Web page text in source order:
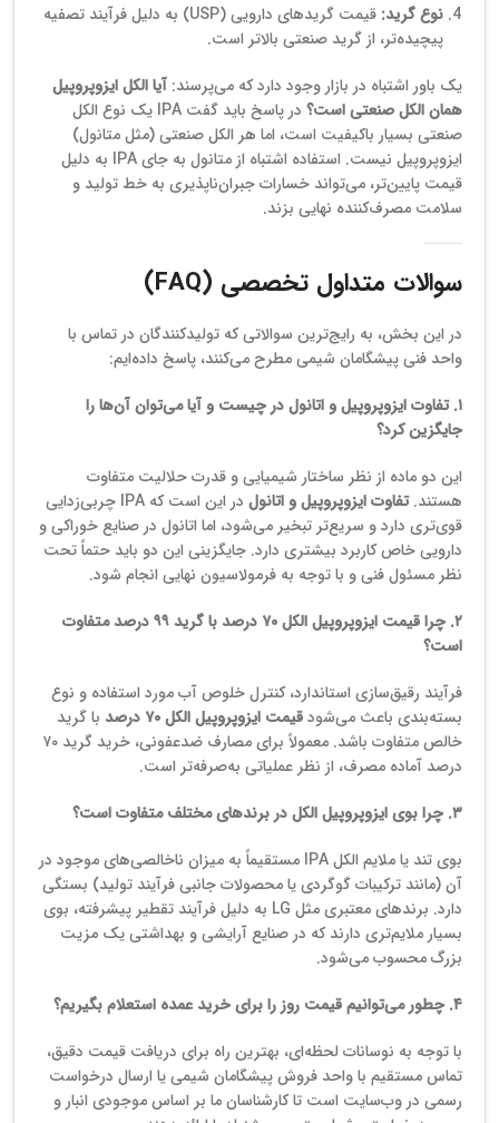
نوع گرید:
قیمت گریدهای دارویی (USP) به دلیل فرآیند تصفیه
پیچیده‌تر، از گرید صنعتی بالاتر است.
یک باور اشتباه در بازار وجود دارد که می‌پرسند: آیا الکل ایزوپروپیل
همان الکل صنعتی است؟
در پاسخ باید گفت IPA یک نوع الکل
صنعتی بسیار باکیفیت است، اما هر الکل صنعتی (مثل متانول)
ایزوپروپیل نیست. استفاده اشتباه از متانول به جای IPA به دلیل
قیمت پایین‌تر، می‌تواند خسارات جبران‌ناپذیری به خط تولید و
سلامت مصرف‌کننده نهایی بزند.
سوالات متداول تخصصی (FAQ)
در این بخش، به رایج‌ترین سوالاتی که تولیدکنندگان در تماس با
واحد فنی پیشگامان شیمی مطرح می‌کنند، پاسخ داده‌ایم:
۱. تفاوت ایزوپروپیل و اتانول در چیست و آیا می‌توان آن‌ها را
جایگزین کرد؟
این دو ماده از نظر ساختار شیمیایی و قدرت حلالیت متفاوت
هستند.تفاوت ایزوپروپیل و اتانول
در این است که IPA چربی‌زدایی
قوی‌تری دارد و سریع‌تر تبخیر می‌شود، اما اتانول در صنایع خوراکی و
دارویی خاص کاربرد بیشتری دارد. جایگزینی این دو باید حتماً تحت
نظر مسئول فنی و با توجه به فرمولاسیون نهایی انجام شود.
۲. چرا قیمت ایزوپروپیل الکل ۷۰ درصد با گرید ۹۹ درصد متفاوت
است؟
فرآیند رقیق‌سازی استاندارد، کنترل خلوص آب مورد استفاده و نوع
بسته‌بندی باعث می‌شودقیمت ایزوپروپیل الکل ۷۰ درصد
با گرید
خالص متفاوت باشد. معمولاً برای مصارف ضدعفونی، خرید گرید ۷۰
درصد آماده مصرف، از نظر عملیاتی به‌صرفه‌تر است.
۳. چرا بوی ایزوپروپیل الکل در برندهای مختلف متفاوت است؟
بوی تند یا ملایم الکل IPA مستقیماً به میزان ناخالصی‌های موجود در
آن (مانند ترکیبات گوگردی یا محصولات جانبی فرآیند تولید) بستگی
دارد. برندهای معتبری مثل LG به دلیل فرآیند تقطیر پیشرفته، بوی
بسیار ملایم‌تری دارند که در صنایع آرایشی و بهداشتی یک مزیت
بزرگ محسوب می‌شود.
۴. چطور می‌توانیم قیمت روز را برای خرید عمده استعلام بگیریم؟
با توجه به نوسانات لحظه‌ای، بهترین راه برای دریافت قیمت دقیق،
تماس مستقیم با واحد فروش پیشگامان شیمی یا ارسال درخواست
رسمی در وب‌سایت است تا کارشناسان ما بر اساس موجودی انبار و